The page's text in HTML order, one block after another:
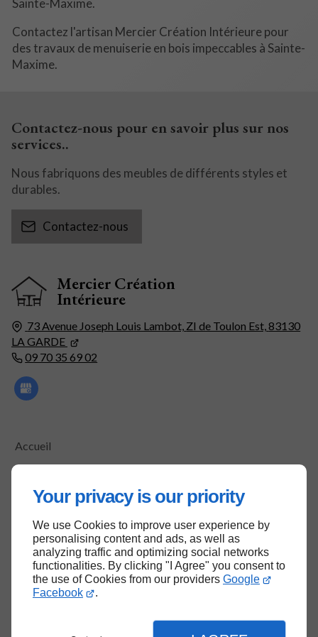
Your privacy is our priority
We use Cookies to improve user experience by
personalising content and ads, as well as
analyzing traffic and optimizing social networks
functionalities. By clicking "I Agree" you consent to
the use of Cookies from our providers Google
Facebook
.
Contactez l'artisan Mercier Création Intérieure pour
des travaux de menuiserie en bois impeccables à Sainte-
Maxime.
Mercier Création
Intérieure
73 Avenue Joseph Louis Lambot, ZI de Toulon Est,83130
LA GARDE
09 70 35 69 02
Accueil
Contactez-nous
Mentions légales
Contactez-nous pour en savoir plus sur nos
services..
Nous fabriquons des meubles de différents styles et
durables.
Contactez-nous
Haut de page